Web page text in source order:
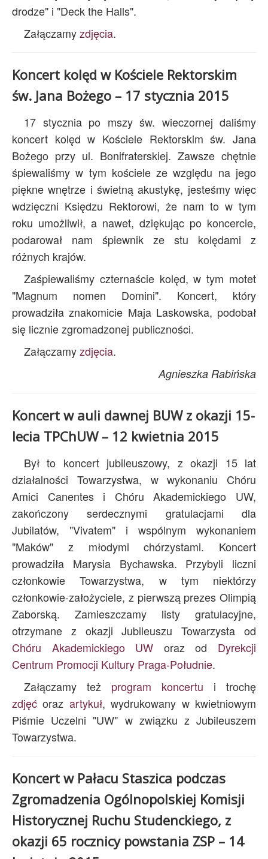
drodze" i "Deck the Halls".
Załączamyzdjęcia.
Koncert kolęd w Kościele Rektorskim
św. Jana Bożego – 17 stycznia 2015
17 stycznia po mszy św. wieczornej daliśmy
koncert kolęd w Kościele Rektorskim św. Jana
Bożego przy ul. Bonifraterskiej. Zawsze chętnie
śpiewaliśmy w tym kościele ze względu na jego
piękne wnętrze i świetną akustykę, jesteśmy więc
wdzięczni Księdzu Rektorowi, że nam to w tym
roku umożliwił, a nawet, dziękując po koncercie,
podarował nam śpiewnik ze stu kolędami z
różnych krajów.
Zaśpiewaliśmy czternaście kolęd, w tym motet
"Magnum nomen Domini". Koncert, który
prowadziła znakomicie Maja Laskowska, podobał
się licznie zgromadzonej publiczności.
Załączamyzdjęcia.
Agnieszka Rabińska
Koncert w auli dawnej BUW z okazji 15-
lecia TPChUW – 12 kwietnia 2015
Był to koncert jubileuszowy, z okazji 15 lat
działalności Towarzystwa, w wykonaniu Chóru
Amici Canentes i Chóru Akademickiego UW,
zakończony serdecznymi gratulacjami dla
Jubilatów, "Vivatem" i wspólnym wykonaniem
"Maków" z młodymi chórzystami. Koncert
prowadziła Marysia Bychawska. Przybyli liczni
członkowie Towarzystwa, w tym niektórzy
członkowie-założyciele, z pierwszą prezes Olimpią
Zaborską. Zamieszczamy listy gratulacyjne,
otrzymane z okazji Jubileuszu Towarzysta od
Chóru Akademickiego UW oraz od Dyrekcji
Centrum Promocji Kultury Praga-Południe.
Załączamy też program koncertu i trochę
zdjęć oraz artykuł, wydrukowany w kwietniowym
Piśmie Uczelni "UW" w związku z Jubileuszem
Towarzystwa.
Koncert w Pałacu Staszica podczas
Zgromadzenia Ogólnopolskiej Komisji
Historycznej Ruchu Studenckiego, z
okazji 65 rocznicy powstania ZSP – 14